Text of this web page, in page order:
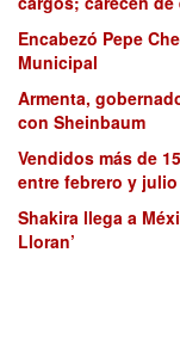
Encabezó Pepe
Municipal
Armenta,
con Sheinbaum
Vendidos más de
entre febrero y
Shakira llega a
Lloran’